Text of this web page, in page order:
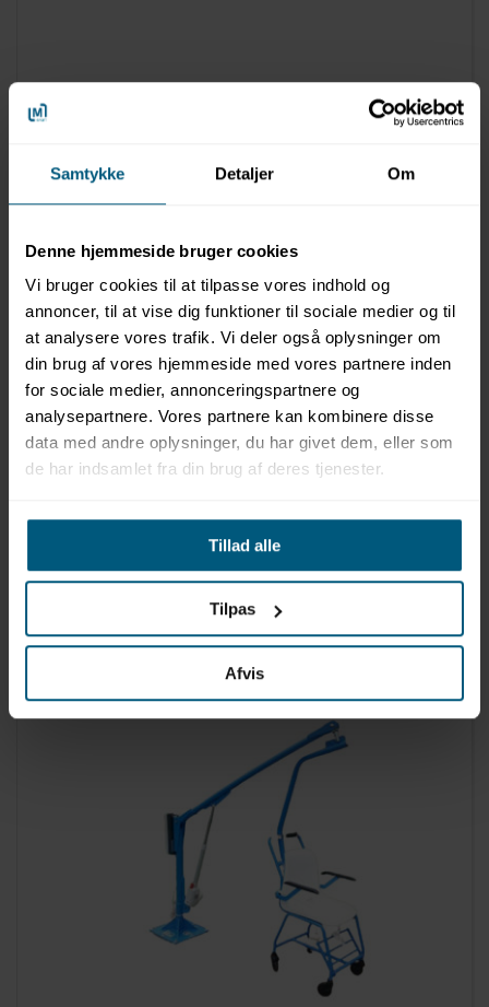
Samtykke Detaljer Om
Denne hjemmeside bruger cookies
Vi bruger cookies til at tilpasse vores indhold og
annoncer, til at vise dig funktioner til sociale medier og til
at analysere vores trafik. Vi deler også oplysninger om
din brug af vores hjemmeside med vores partnere inden
for sociale medier, annonceringspartnere og
analysepartnere. Vores partnere kan kombinere disse
data med andre oplysninger, du har givet dem, eller som
de har indsamlet fra din brug af deres tjenester.
Tillad alle
Tilpas
Afvis
Handicaplift | Stationær | F100M | DigiProject
Handicaplift | Stationær | F145 | DigiProject